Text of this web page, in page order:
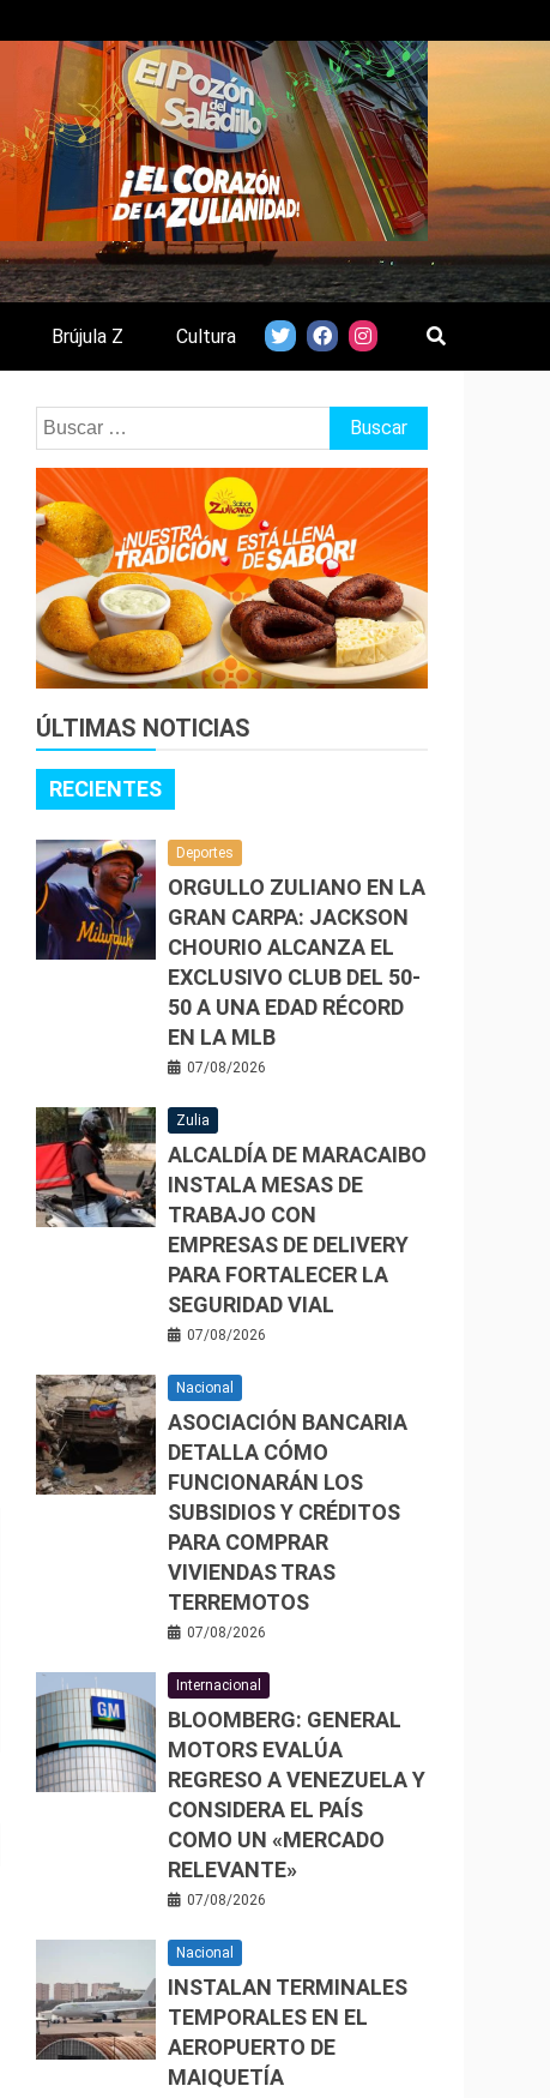
Brújula Z Cultura
Buscar:
ÚLTIMAS NOTICIAS
RECIENTES
Deportes
ORGULLO ZULIANO EN LA
GRAN CARPA: JACKSON
CHOURIO ALCANZA EL
EXCLUSIVO CLUB DEL 50-
50 A UNA EDAD RÉCORD
EN LA MLB
07/08/2026
Zulia
ALCALDÍA DE MARACAIBO
INSTALA MESAS DE
TRABAJO CON
EMPRESAS DE DELIVERY
PARA FORTALECER LA
SEGURIDAD VIAL
07/08/2026
Nacional
ASOCIACIÓN BANCARIA
DETALLA CÓMO
FUNCIONARÁN LOS
SUBSIDIOS Y CRÉDITOS
PARA COMPRAR
VIVIENDAS TRAS
TERREMOTOS
07/08/2026
Internacional
BLOOMBERG: GENERAL
MOTORS EVALÚA
REGRESO A VENEZUELA Y
CONSIDERA EL PAÍS
COMO UN «MERCADO
RELEVANTE»
07/08/2026
Nacional
INSTALAN TERMINALES
TEMPORALES EN EL
AEROPUERTO DE
MAIQUETÍA